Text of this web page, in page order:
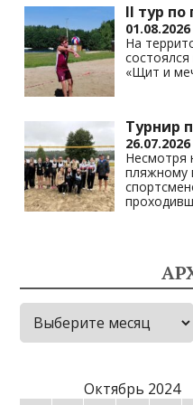
II тур
01.08.2026
На
«Щит и
Турнир
26.07.2026
Несмотря
пляжному
Архивы
Октябрь 2024